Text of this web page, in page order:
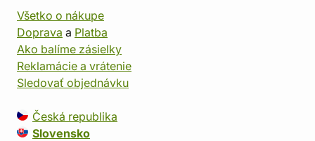
Všetko o nákupe
Doprava a Platba
Ako balíme zásielky
Reklamácie a vrátenie
Sledovať objednávku
Česká republika
Slovensko